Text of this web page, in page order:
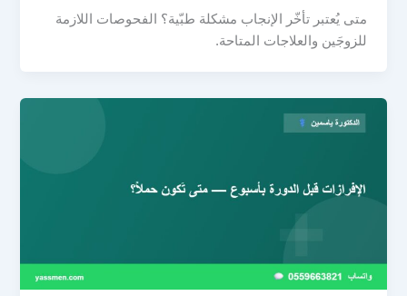
متى يُعتبر تأخّر الإنجاب مشكلة طبّية؟ الفحوصات اللازمة
للزوجَين والعلاجات المتاحة.